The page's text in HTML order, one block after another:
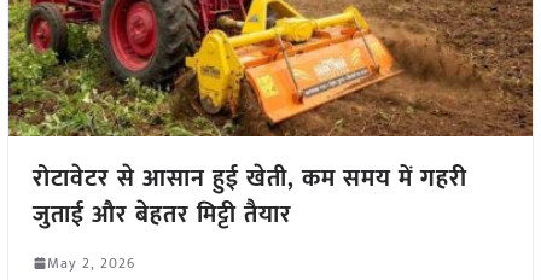
रोटावेटर से आसान हुई खेती, कम समय में गहरी
जुताई और बेहतर मिट्टी तैयार
May 2, 2026